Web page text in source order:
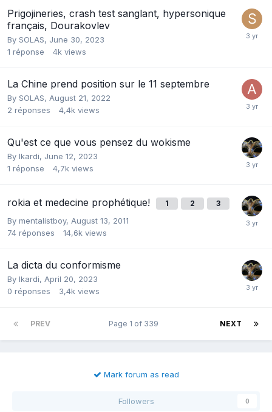
Prigojineries, crash test sanglant, hypersonique
français, Dourakovlev
By SOLAS, June 30, 2023
1 réponse 4k views
La Chine prend position sur le 11 septembre
By SOLAS, August 21, 2022
2 réponses 4,4k views
Qu'est ce que vous pensez du wokisme
By Ikardi, June 12, 2023
1 réponse 4,7k views
rokia et medecine prophétique! 1 2 3
By mentalistboy, August 13, 2011
74 réponses 14,6k views
La dicta du conformisme
By Ikardi, April 20, 2023
0 réponses 3,4k views
PREV NEXT
Page 1 of 339
Mark forum as read
Followers 0